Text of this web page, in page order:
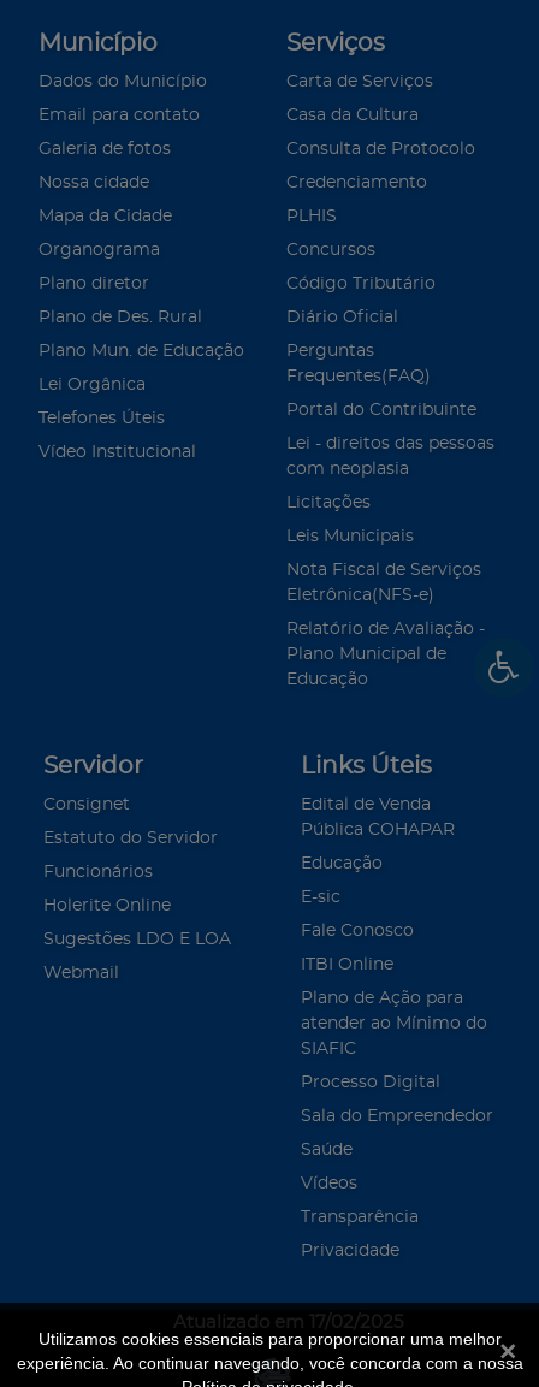
Utilizamos cookies essenciais para proporcionar uma melhor
experiência. Ao continuar navegando, você concorda com a nossa
Município
Dados do Município
Email para contato
Galeria de fotos
Nossa cidade
Mapa da Cidade
Organograma
Plano diretor
Plano de Des. Rural
Plano Mun. de Educação
Lei Orgânica
Telefones Úteis
Vídeo Institucional
Serviços
Carta de Serviços
Casa da Cultura
Consulta de Protocolo
Credenciamento
PLHIS
Concursos
Código Tributário
Diário Oficial
Perguntas
Frequentes(FAQ)
Portal do Contribuinte
Lei - direitos das pessoas
com neoplasia
Licitações
Leis Municipais
Nota Fiscal de Serviços
Eletrônica(NFS-e)
Relatório de Avaliação -
Plano Municipal de
Educação
Servidor
Consignet
Estatuto do Servidor
Funcionários
Holerite Online
Sugestões LDO E LOA
Webmail
Links Úteis
Edital de Venda
Pública COHAPAR
Educação
E-sic
Fale Conosco
ITBI Online
Plano de Ação para
atender ao Mínimo do
SIAFIC
Processo Digital
Sala do Empreendedor
Saúde
Vídeos
Transparência
Privacidade
Atualizado em 17/02/2025